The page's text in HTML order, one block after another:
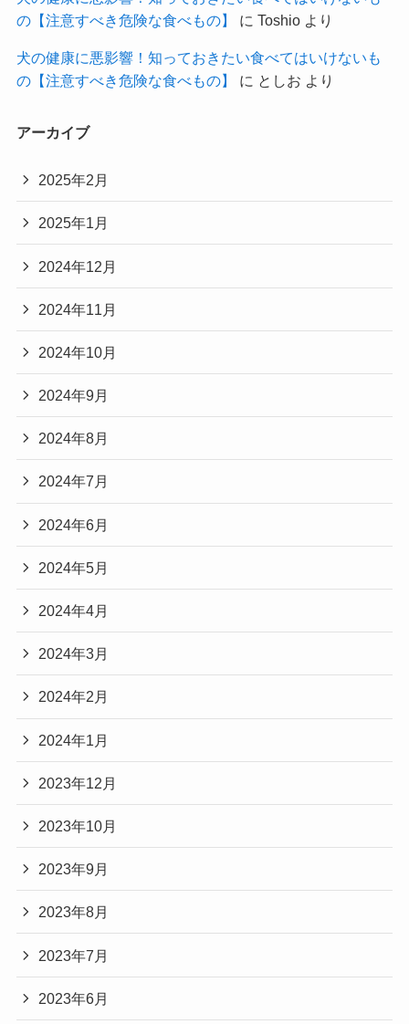
の【注意すべき危険な食べもの】
に Toshioより
犬の健康に悪影響！知っておきたい食べてはいけないも
の【注意すべき危険な食べもの】
に としお より
アーカイブ
2025年2月
2025年1月
2024年12月
2024年11月
2024年10月
2024年9月
2024年8月
2024年7月
2024年6月
2024年5月
2024年4月
2024年3月
2024年2月
2024年1月
2023年12月
2023年10月
2023年9月
2023年8月
2023年7月
2023年6月